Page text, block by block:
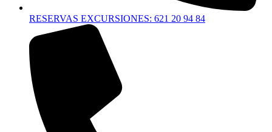
RESERVAS EXCURSIONES: 621 20 94 84